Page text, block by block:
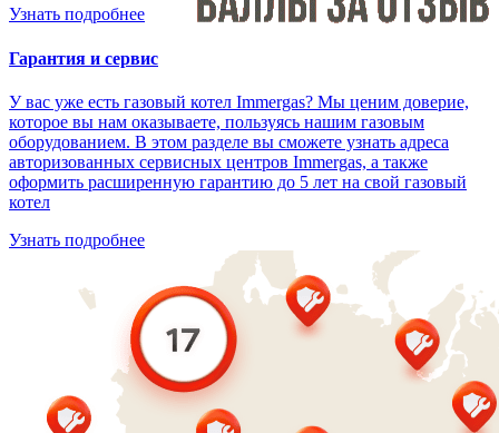
Узнать подробнее
Гарантия и сервис
У вас уже есть газовый котел Immergas? Мы ценим доверие,
которое вы нам оказываете, пользуясь нашим газовым
оборудованием. В этом разделе вы сможете узнать адреса
авторизованных сервисных центров Immergas, а также
оформить расширенную гарантию до 5 лет на свой газовый
котел
Узнать подробнее